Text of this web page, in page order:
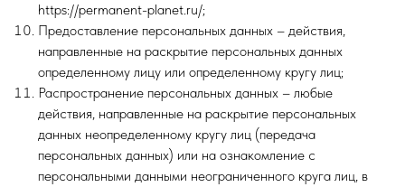
https://permanent-planet.ru/;
Предоставление персональных данных – действия,
направленные на раскрытие персональных данных
определенному лицу или определенному кругу лиц;
Распространение персональных данных – любые
действия, направленные на раскрытие персональных
данных неопределенному кругу лиц (передача
персональных данных) или на ознакомление с
персональными данными неограниченного круга лиц, в